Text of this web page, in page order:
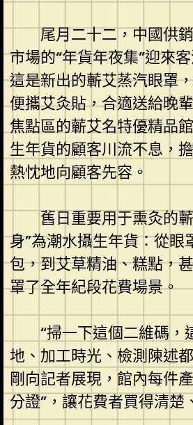
尾月二十二，中國供
市場的“年貨年夜集”迎來
這是新出的蘄艾蒸汽眼罩
便攜艾灸貼，合適送給晚
焦點區的蘄艾名特優精品
生年貨的顧客川流不息，
熱忱地向顧客先容。
舊日重要用于熏灸的
身”為潮水攝生年貨：從眼
包，到艾草精油、糕點，
罩了全年紀段花費場景。
“掃一下這個二維碼，
地、加工時光、檢測陳述
剛向記者展現，館內每件
分證”，讓花費者買得清楚